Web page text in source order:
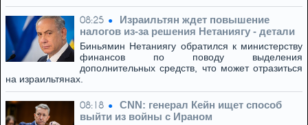
08:25
Израильтян ждет повышение
налогов из-за решения Нетаниягу - детали
Биньямин Нетаниягу обратился к министерству
финансов по поводу выделения
дополнительных средств, что может отразиться
на израильтянах.
08:18
CNN: генерал Кейн ищет способ
выйти из войны с Ираном